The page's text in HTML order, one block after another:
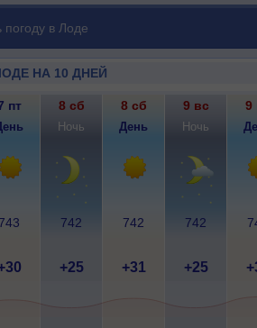
в Лоде
НА 10 ДНЕЙ
пт 8 сб 8 сб 9 вс 9
Ночь День Ночь
743 742 742 742
+25 +31 +25